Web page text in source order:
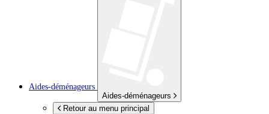
Aides-déménageurs
Aides-déménageurs
Retour au menu principal